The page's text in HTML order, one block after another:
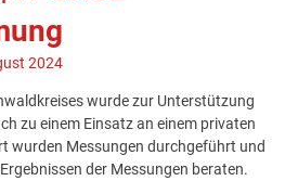
2024
wurde zur Unterstützung
zu einem Einsatz an einem privaten
wurden Messungen durchgeführt und
der Messungen beraten.